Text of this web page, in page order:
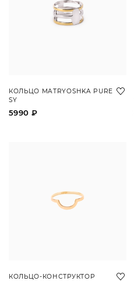
КОЛЬЦО MATRYOSHKA PURE
SY
5990 ₽
КОЛЬЦО-КОНСТРУКТОР